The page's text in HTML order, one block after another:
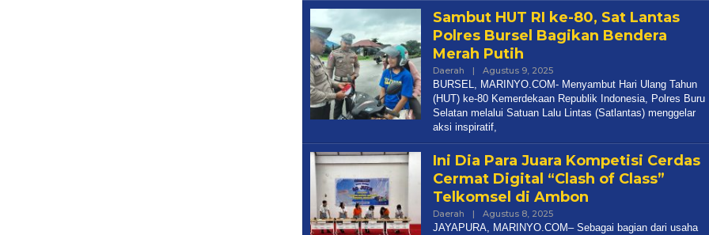
Sambut HUT RI ke-80, Sat Lantas
Polres Bursel Bagikan Bendera
Merah Putih
Daerah | Agustus 9, 2025
Marinyo
BURSEL, MARINYO.COM- Menyambut Hari Ulang Tahun
(HUT) ke-80 Kemerdekaan Republik Indonesia, Polres Buru
Selatan melalui Satuan Lalu Lintas (Satlantas) menggelar
aksi inspiratif,
Ini Dia Para Juara Kompetisi Cerdas
Cermat Digital “Clash of Class”
Telkomsel di Ambon
Daerah | Agustus 8, 2025
Marinyo
JAYAPURA, MARINYO.COM– Sebagai bagian dari usaha